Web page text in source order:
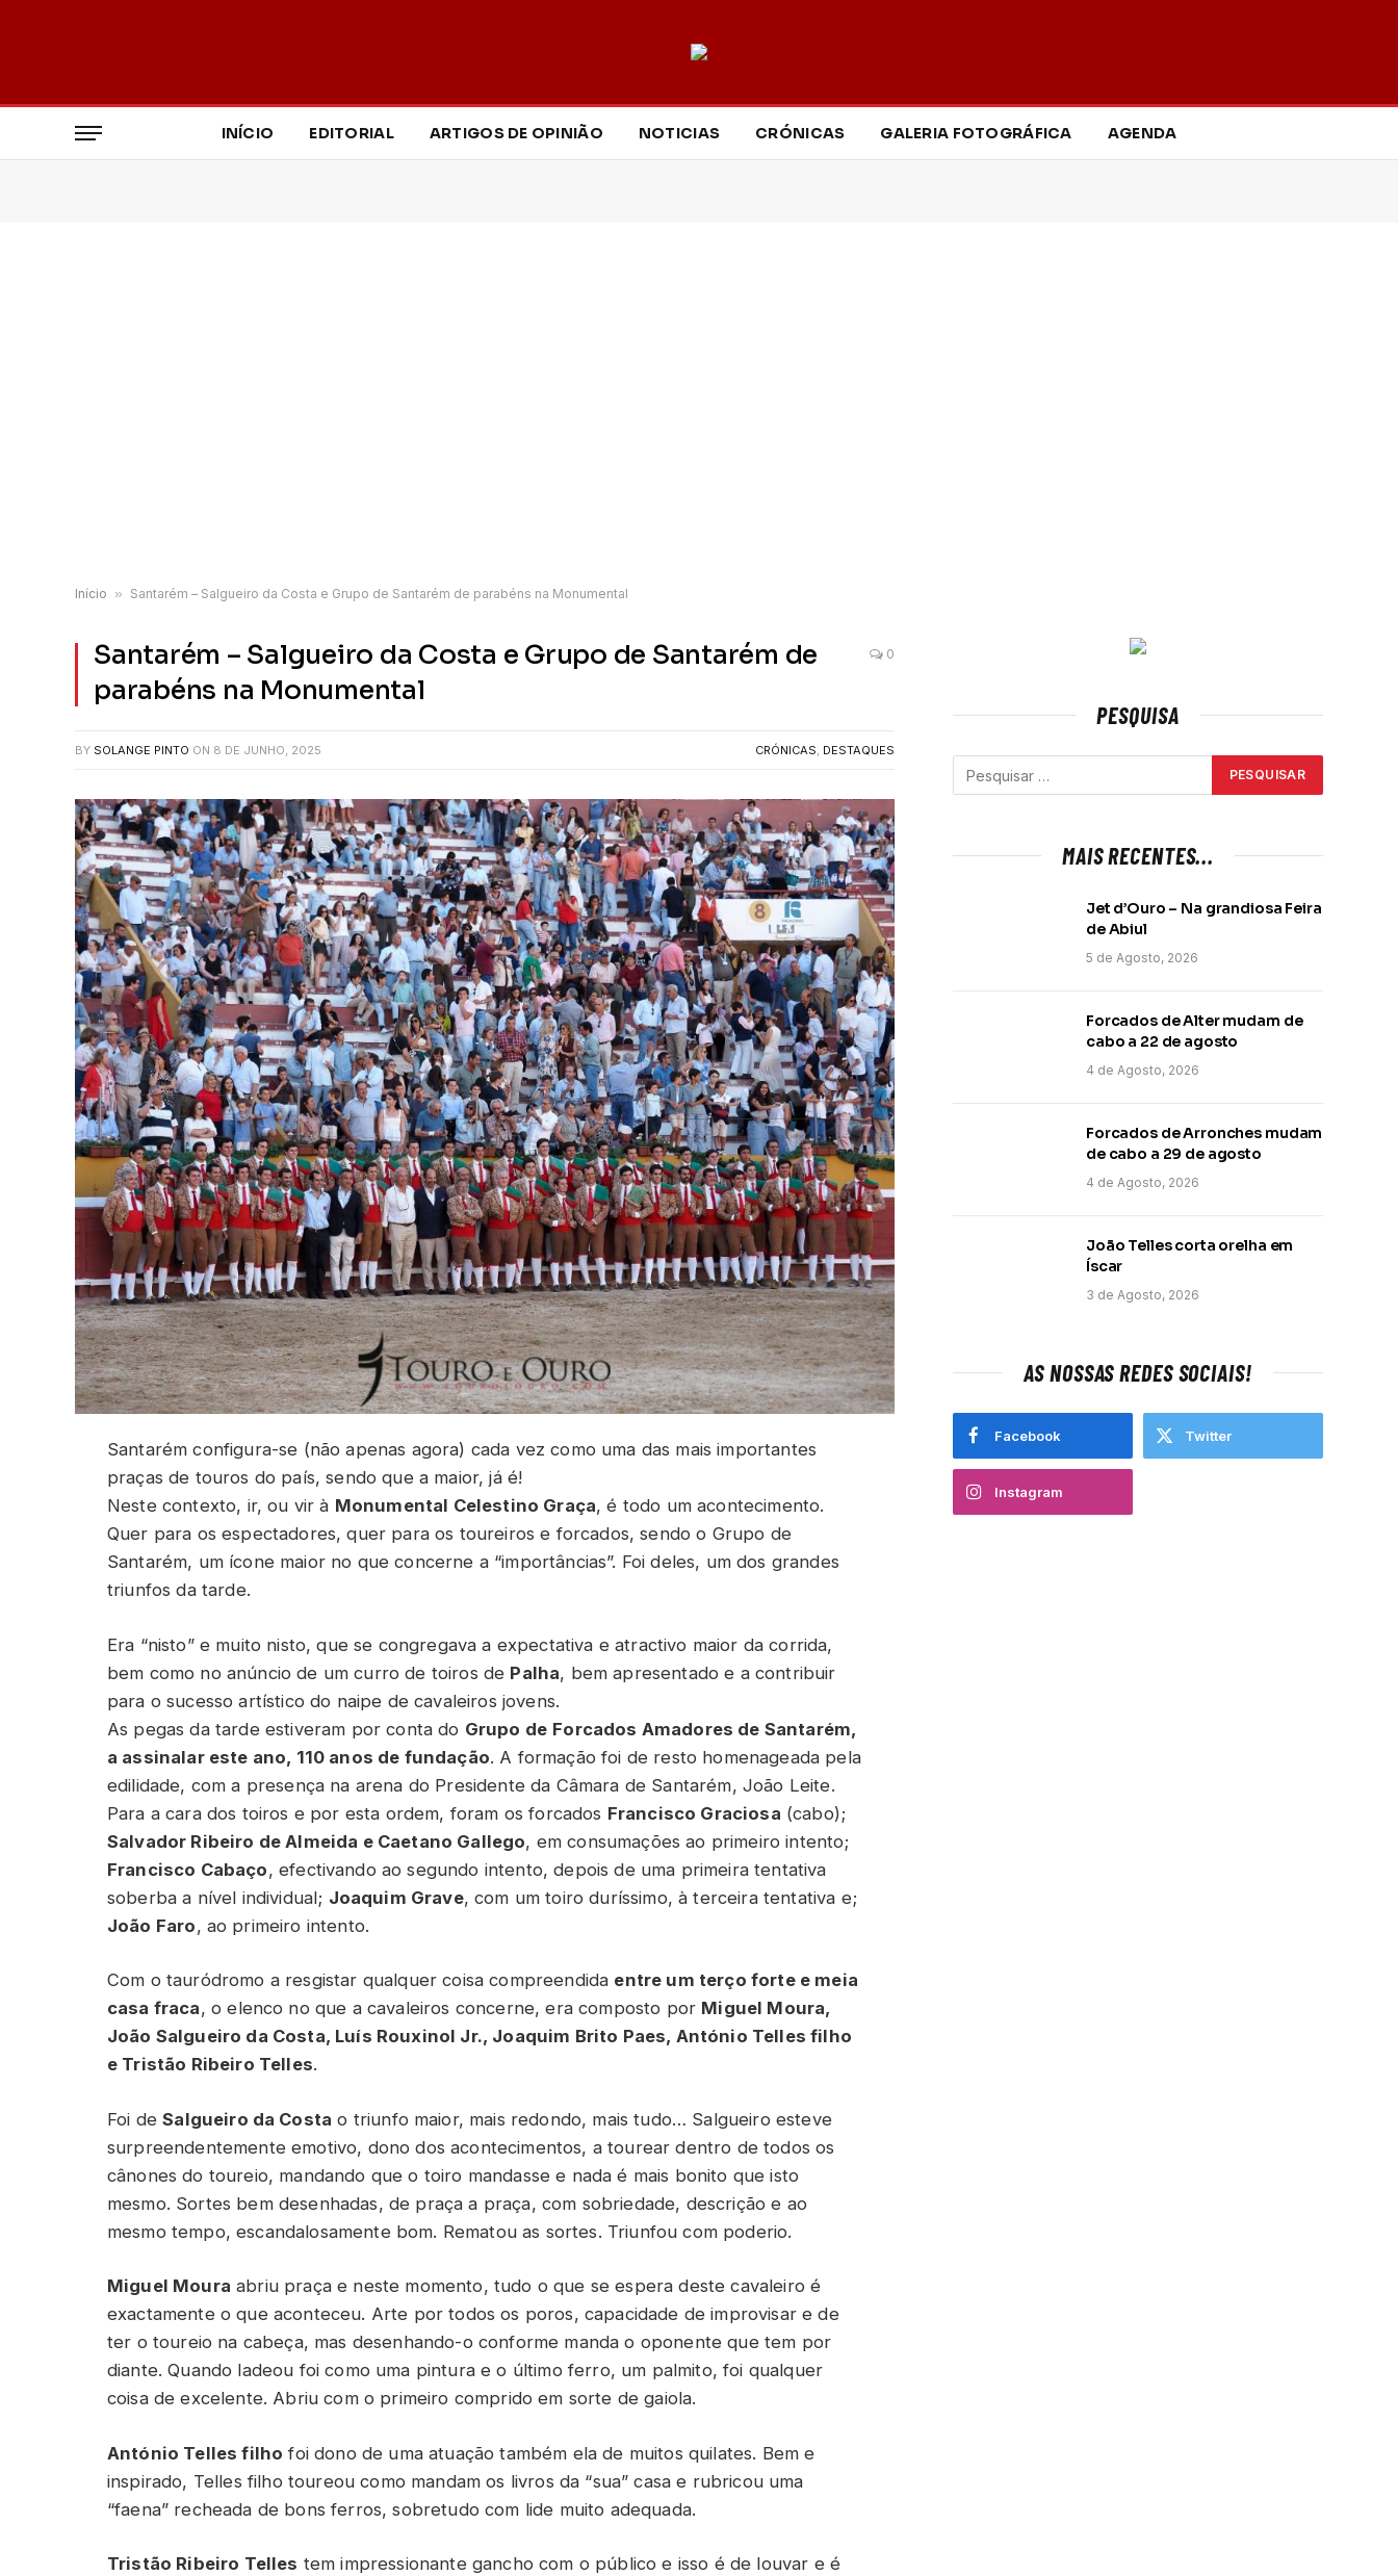
INÍCIO EDITORIAL ARTIGOS DE OPINIÃO NOTICIAS CRÓNICAS GALERIA FOTOGRÁFICA AGENDA
Início » Santarém – Salgueiro da Costa e Grupo de Santarém de parabéns na Monumental
Santarém – Salgueiro da Costa e Grupo de Santarém de
parabéns na Monumental
0
BY SOLANGE PINTO ON 8 DE JUNHO, 2025 CRÓNICAS, DESTAQUES
Santarém configura-se (não apenas agora) cada vez como uma das mais importantes
praças de touros do país, sendo que a maior, já é!
Neste contexto, ir, ou vir à Monumental Celestino Graça, é todo um acontecimento.
Quer para os espectadores, quer para os toureiros e forcados, sendo o Grupo de
Santarém, um ícone maior no que concerne a “importâncias”. Foi deles, um dos grandes
triunfos da tarde.
Era “nisto” e muito nisto, que se congregava a expectativa e atractivo maior da corrida,
bem como no anúncio de um curro de toiros de Palha, bem apresentado e a contribuir
para o sucesso artístico do naipe de cavaleiros jovens.
As pegas da tarde estiveram por conta do Grupo de Forcados Amadores de Santarém,
a assinalar este ano, 110 anos de fundação. A formação foi de resto homenageada pela
edilidade, com a presença na arena do Presidente da Câmara de Santarém, João Leite.
Para a cara dos toiros e por esta ordem, foram os forcados Francisco Graciosa (cabo);
Salvador Ribeiro de Almeida e Caetano Gallego, em consumações ao primeiro intento;
Francisco Cabaço, efectivando ao segundo intento, depois de uma primeira tentativa
soberba a nível individual; Joaquim Grave, com um toiro duríssimo, à terceira tentativa e;
João Faro, ao primeiro intento.
Com o tauródromo a resgistar qualquer coisa compreendida entre um terço forte e meia
casa fraca, o elenco no que a cavaleiros concerne, era composto por Miguel Moura,
João Salgueiro da Costa, Luís Rouxinol Jr., Joaquim Brito Paes, António Telles filho
e Tristão Ribeiro Telles.
Foi deSalgueiro da Costa o triunfo maior, mais redondo, mais tudo… Salgueiro esteve
surpreendentemente emotivo, dono dos acontecimentos, a tourear dentro de todos os
cânones do toureio, mandando que o toiro mandasse e nada é mais bonito que isto
mesmo. Sortes bem desenhadas, de praça a praça, com sobriedade, descrição e ao
mesmo tempo, escandalosamente bom. Rematou as sortes. Triunfou com poderio.
Miguel Moura abriu praça e neste momento, tudo o que se espera deste cavaleiro é
exactamente o que aconteceu. Arte por todos os poros, capacidade de improvisar e de
ter o toureio na cabeça, mas desenhando-o conforme manda o oponente que tem por
diante. Quando ladeou foi como uma pintura e o último ferro, um palmito, foi qualquer
coisa de excelente. Abriu com o primeiro comprido em sorte de gaiola.
António Telles filho foi dono de uma atuação também ela de muitos quilates. Bem e
inspirado, Telles filho toureou como mandam os livros da “sua” casa e rubricou uma
“faena” recheada de bons ferros, sobretudo com lide muito adequada.
Tristão Ribeiro Telles tem impressionante gancho com o público e isso é de louvar e é
PESQUISA
MAIS RECENTES...
Jet d’Ouro – Na grandiosa Feira
de Abiul
5 de Agosto, 2026
Forcados de Alter mudam de
cabo a 22 de agosto
4 de Agosto, 2026
Forcados de Arronches mudam
de cabo a 29 de agosto
4 de Agosto, 2026
João Telles corta orelha em
Íscar
3 de Agosto, 2026
AS NOSSAS REDES SOCIAIS!
Facebook Twitter
Instagram